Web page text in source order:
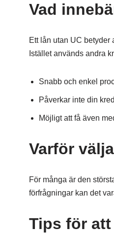
Vad
Ett lån utan UC
Istället används andra
Snabb och enkel
Påverkar inte din
Möjligt att få även
Varför
För många är den
förfrågningar kan det
Tips för